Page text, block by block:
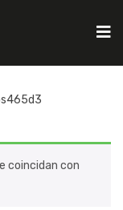
coincidan con